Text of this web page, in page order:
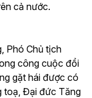
cả nước.
Phó Chủ tịch
công cuộc đổi
gặt hái được có
toạ, Đại đức Tăng